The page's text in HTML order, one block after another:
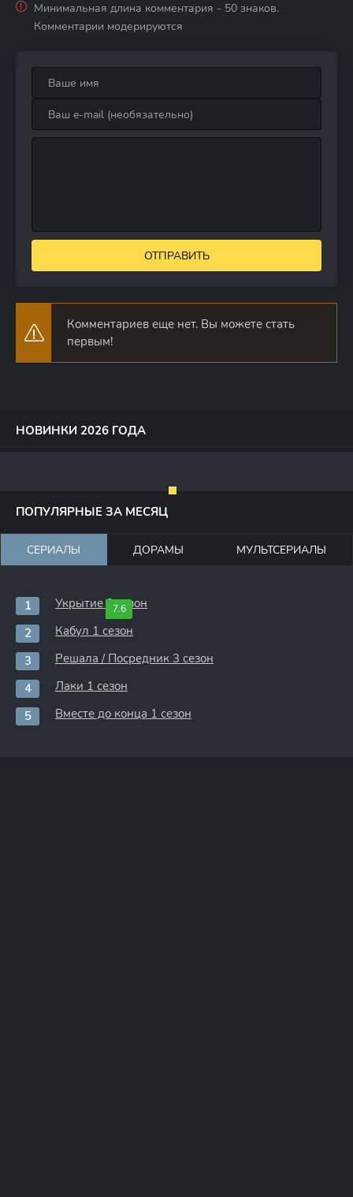
Минимальная длина комментария - 50 знаков.
Комментарии модерируются
ОТПРАВИТЬ
Комментариев еще нет. Вы можете стать
первым!
НОВИНКИ 2026 ГОДА
ПОПУЛЯРНЫЕ ЗА МЕСЯЦ
СЕРИАЛЫ ДОРАМЫ МУЛЬТСЕРИАЛЫ
7.6
Укрытие 3 сезон
Кабул 1 сезон
Решала / Посредник 3 сезон
Лаки 1 сезон
Вместе до конца 1 сезон